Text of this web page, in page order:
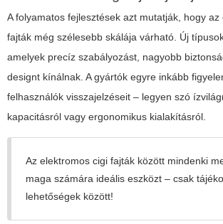
A folyamatos fejlesztések azt mutatják, hogy
fajták még szélesebb skálája várható. Új
amelyek precíz szabályozást, nagyobb
designt kínálnak. A gyártók egyre inkább
felhasználók visszajelzéseit – legyen szó
kapacitásról vagy ergonomikus kialakításról.
Az elektromos cigi fajták között mindenki
maga számára ideális eszközt – csak
lehetőségek között!